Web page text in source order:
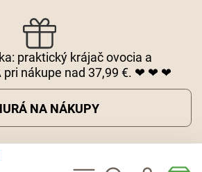
praktický krájač ovocia a
pri nákupe nad 37,99 €. ❤ ❤ ❤
NA NÁKUPY